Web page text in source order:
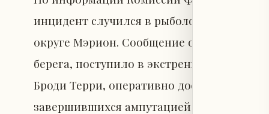
инцидент случился в рыболовном лагере
округе Мэрион. Сообщение о нападении
берега, поступило в экстренные службы.
Броди Терри, оперативно доставили в
завершившихся ампутацией руки в